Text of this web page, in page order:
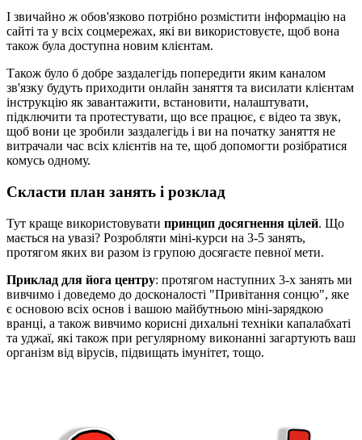
І звичайно ж обов'язково потрібно розмістити інформацію на
сайті та у всіх соцмережах, які ви використовуєте, щоб вона
також була доступна новим клієнтам.
Також було б добре заздалегідь попередити яким каналом
зв'язку будуть приходити онлайн заняття та висилати клієнтам
інструкцію як завантажити, встановити, налаштувати,
підключити та протестувати, що все працює, є відео та звук,
щоб вони це зробили заздалегідь і ви на початку заняття не
витрачали час всіх клієнтів на те, щоб допомогти розібратися
комусь одному.
Скласти план занять і розклад
Тут краще використовувати принцип досягнення цілей. Що
мається на увазі? Розробляти міні-курси на 3-5 занять,
протягом яких ви разом із групою досягаєте певної мети.
Приклад для йога центру: протягом наступних 3-х занять ми
вивчимо і доведемо до досконалості "Привітання сонцю", яке
є основою всіх основ і вашою майбутньою міні-зарядкою
вранці, а також вивчимо корисні дихальні техніки капалабхаті
та уджаї, які також при регулярному виконанні загартують ваш
організм від вірусів, підвищать імунітет, тощо.